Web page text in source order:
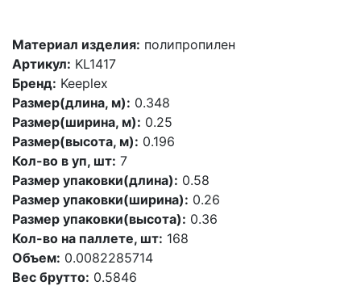
Материал изделия: полипропилен
Артикул: KL1417
Бренд: Keeplex
Размер(длина, м): 0.348
Размер(ширина, м): 0.25
Размер(высота, м): 0.196
Кол-во в уп, шт: 7
Размер упаковки(длина): 0.58
Размер упаковки(ширина): 0.26
Размер упаковки(высота): 0.36
Кол-во на паллете, шт: 168
Объем: 0.0082285714
Вес брутто: 0.5846